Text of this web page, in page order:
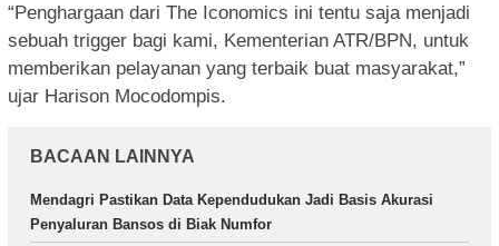
“Penghargaan dari The Iconomics ini tentu saja menjadi
sebuah trigger bagi kami, Kementerian ATR/BPN, untuk
memberikan pelayanan yang terbaik buat masyarakat,”
ujar Harison Mocodompis.
BACAAN LAINNYA
Mendagri Pastikan Data Kependudukan Jadi Basis Akurasi
Penyaluran Bansos di Biak Numfor